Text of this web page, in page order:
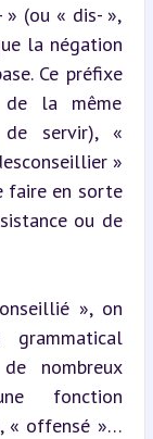
» (ou « dis- »,
la négation
Ce préfixe
de la même
servir), «
»
faire en sorte
ou de
», on
nombreux
fonction
« offensé »…